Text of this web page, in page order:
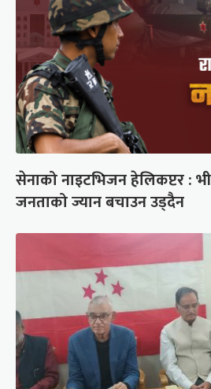
सेनाको नाइटभिजन हेलिकप्टर :
जनताको ज्यान बचाउन उड्दैन